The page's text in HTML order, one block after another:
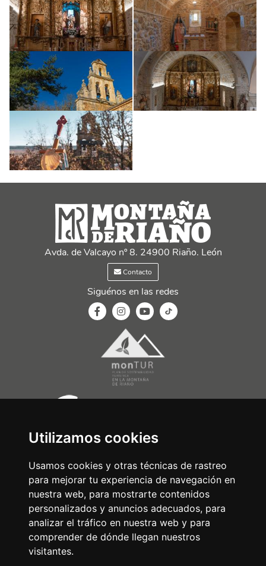
Utilizamos cookies
Usamos cookies y otras técnicas de rastreo
para mejorar tu experiencia de navegación en
nuestra web, para mostrarte contenidos
personalizados y anuncios adecuados, para
analizar el tráfico en nuestra web y para
comprender de dónde llegan nuestros
visitantes.
Avda. de Valcayo nº 8. 24900 Riaño. León
Contacto
Siguénos en las redes